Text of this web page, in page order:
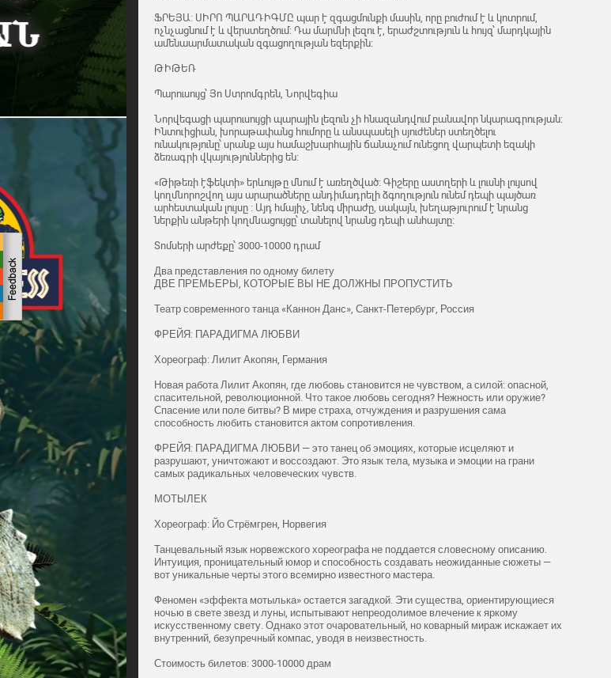
ՖՐԵՅԱ։ ՍԻՐՈ ՊԱՐԱԴԻԳՄԸ պար է զգացմունքի մասին, որը բուժում է և կոտրում,
ոչնչացնում է և վերստեղծում։ Դա մարմնի լեզու է, երաժշտություն և հույզ՝ մարդկային
ամենաարմատական ​​զգացողության եզերքին։
ԹԻԹԵՌ
Պարուսույց՝ Յո Ստրոմգրեն, Նորվեգիա
Նորվեգացի պարուսույցի պարային լեզուն չի հնազանդվում բանավոր նկարագրության:
Ինտուիցիան, խորաթափանց հումորը և անսպասելի սյուժեներ ստեղծելու
ունակությունը՝ սրանք այս համաշխարհային ճանաչում ունեցող վարպետի եզակի
ձեռագրի վկայություններից են։
«Թիթեռի էֆեկտի» երևույթը մնում է առեղծված։ Գիշերը աստղերի և լուսնի լույսով
կողմնորոշվող այս արարածները անդիմադրելի ձգողություն ունեմ դեպի պայծառ
արհեստական ​​լույսը ։ Այդ հմայիչ, նենգ միրաժը, սակայն, խեղաթյուրում է նրանց
ներքին անթերի կողմնացույցը՝ տանելով նրանց դեպի անհայտը։
Տոմսերի արժեքը՝ 3000-10000 դրամ
Два представления по одному билету
ДВЕ ПРЕМЬЕРЫ, КОТОРЫЕ ВЫ НЕ ДОЛЖНЫ ПРОПУСТИТЬ
Театр современного танца «Каннон Данс», Санкт-Петербург, Россия
ФРЕЙЯ: ПАРАДИГМА ЛЮБВИ
Хореограф: Лилит Акопян, Германия
Новая работа Лилит Акопян, где любовь становится не чувством, а силой: опасной,
спасительной, революционной. Что такое любовь сегодня? Нежность или оружие?
Спасение или поле битвы? В мире страха, отчуждения и разрушения сама
способность любить становится актом сопротивления.
ФРЕЙЯ: ПАРАДИГМА ЛЮБВИ — это танец об эмоциях, которые исцеляют и
разрушают, уничтожают и воссоздают. Это язык тела, музыка и эмоции на грани
самых радикальных человеческих чувств.
МОТЫЛЕК
Хореограф: Йо Стрёмгрен, Норвегия
Танцевальный язык норвежского хореографа не поддается словесному описанию.
Интуиция, проницательный юмор и способность создавать неожиданные сюжеты —
вот уникальные черты этого всемирно известного мастера.
Феномен «эффекта мотылька» остается загадкой. Эти существа, ориентирующиеся
ночью в свете звезд и луны, испытывают непреодолимое влечение к яркому
искусственному свету. Однако этот очаровательный, но коварный мираж искажает их
внутренний, безупречный компас, уводя в неизвестность.
Стоимость билетов: 3000-10000 драм